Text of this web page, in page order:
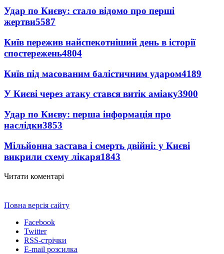
Удар по Києву: стало відомо про перші
жертви5587
Київ пережив найспекотніший день в історії
спостережень4804
Київ під масованим балістичним ударом4189
У Києві через атаку стався витік аміаку3900
Удар по Києву: перша інформація про
наслідки3853
Мільйонна застава і смерть двійні: у Києві
викрили схему лікаря1843
Читати коментарі
Повна версія сайту
Facebook
Twitter
RSS-стрічки
E-mail розсилка